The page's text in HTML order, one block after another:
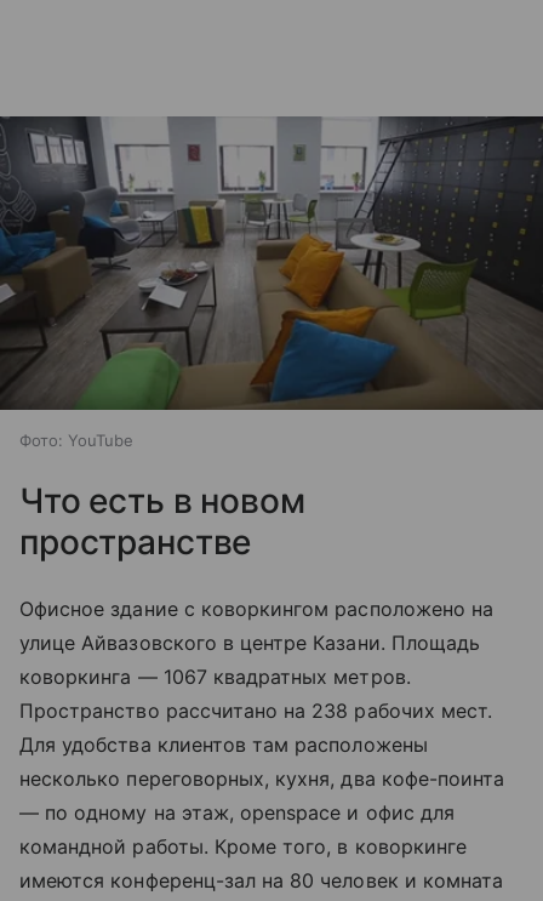
Фото: YouTube
Что есть в новом
пространстве
Офисное здание с коворкингом расположено на
улице Айвазовского в центре Казани. Площадь
коворкинга — 1067 квадратных метров.
Пространство рассчитано на 238 рабочих мест.
Для удобства клиентов там расположены
несколько переговорных, кухня, два кофе-поинта
— по одному на этаж, openspace и офис для
командной работы. Кроме того, в коворкинге
имеются конференц-зал на 80 человек и комната